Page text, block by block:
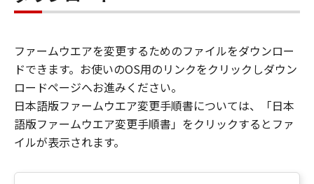
ファームウエアを変更するためのファイルをダウンロー
ドできます。お使いのOS用のリンクをクリックしダウン
ロードページへお進みください。
日本語版ファームウエア変更手順書については、「日本
語版ファームウエア変更手順書」をクリックするとファ
イルが表示されます。